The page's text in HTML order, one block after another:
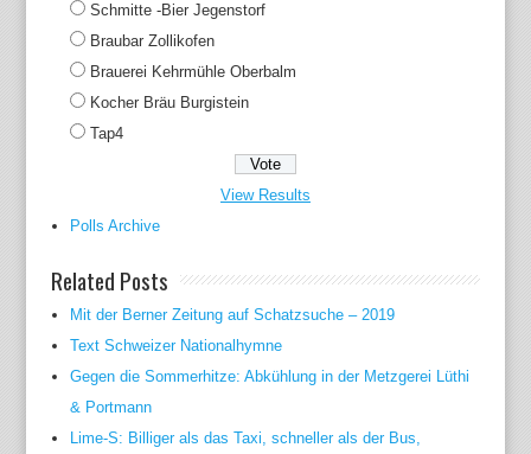
Schmitte -Bier Jegenstorf
Braubar Zollikofen
Brauerei Kehrmühle Oberbalm
Kocher Bräu Burgistein
Tap4
View Results
Polls Archive
Related Posts
Mit der Berner Zeitung auf Schatzsuche – 2019
Text Schweizer Nationalhymne
Gegen die Sommerhitze: Abkühlung in der Metzgerei Lüthi
& Portmann
Lime-S: Billiger als das Taxi, schneller als der Bus,